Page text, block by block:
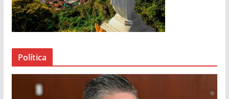
r
d
e
Política